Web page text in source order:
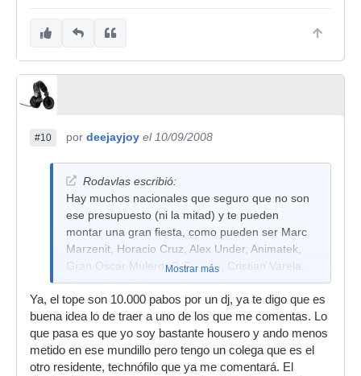
#10 por deejayjoy el 10/09/2008
Rodavlas escribió:
Hay muchos nacionales que seguro que no son
ese presupuesto (ni la mitad) y te pueden
montar una gran fiesta, como pueden ser Marc
Marzenit, Horacio Cruz, Alex Under, Animatek,
Gran Oscar Mulero, C-System, Cristian Varela,
Henry Saiz, Dj Pepo...etc etc etc
Los que te he dicho son especialmente de
Techno y Minimal, de House estoy poco
enterado...pero lo que digo, yo me entero que
viene uno de estos y no me lo pienso!!
Mostrar más
Ya, el tope son 10.000 pabos por un dj, ya te digo que es
buena idea lo de traer a uno de los que me comentas. Lo
que pasa es que yo soy bastante housero y ando menos
metido en ese mundillo pero tengo un colega que es el
otro residente, technófilo que ya me comentará. El